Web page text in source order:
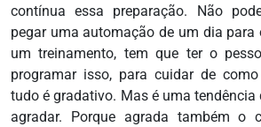
contínua essa preparação. Não
pegar uma automação de um dia para
um treinamento, tem que ter o
programar isso, para cuidar de
tudo é gradativo. Mas é uma tendência
agradar. Porque agrada também o